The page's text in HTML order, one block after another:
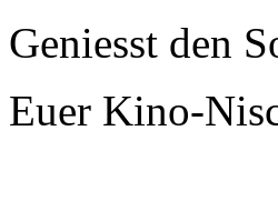
Geniesst den
Euer Kino-